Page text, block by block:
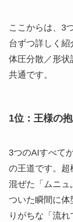
ここからは、3
台ずつ詳しく紹
体圧分散／形
共通です。
1位：王様の
3つのAIすべて
の王道です。超
混ぜた「ムニュ
ついた瞬間に体
りがちな「流